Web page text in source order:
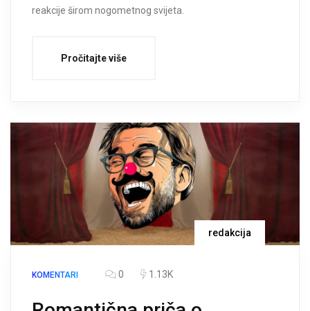
reakcije širom nogometnog svijeta.
Pročitajte više
redakcija
KOMENTARI 0 1.13K